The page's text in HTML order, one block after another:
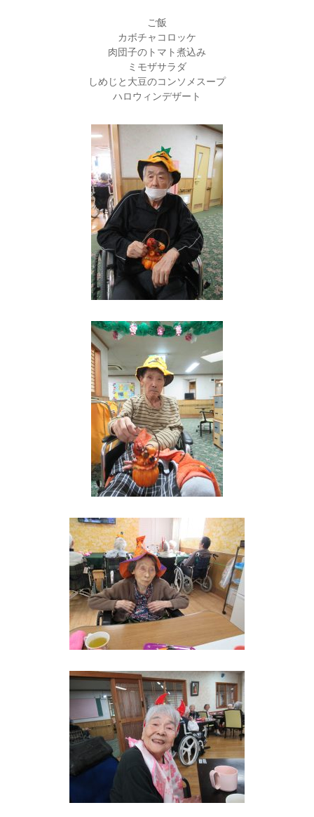
ご飯
カボチャコロッケ
肉団子のトマト煮込み
ミモザサラダ
しめじと大豆のコンソメスープ
ハロウィンデザート